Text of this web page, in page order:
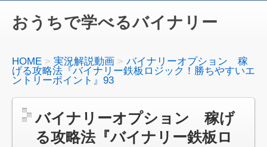
おうちで学べるバイナリー
HOME 実況解説動画
バイナリーオプション 稼
げる攻略法『バイナリー鉄板ロジック！勝ちやすいエ
ントリーポイント』93
バイナリーオプション 稼げ
る攻略法『バイナリー鉄板ロ